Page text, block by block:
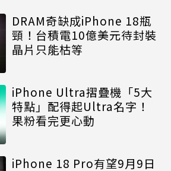
DRAM奇缺成iPhone 18瓶
頸！台積電10億美元待封裝
晶片只能枯等
iPhone Ultra摺疊機「5大
特點」配得起Ultra名字！
果粉看完更心動
iPhone 18 Pro有望9月9日